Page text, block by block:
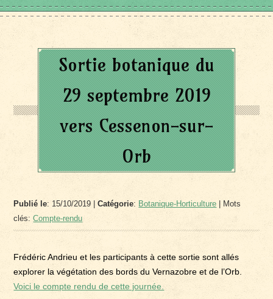
Sortie botanique du
29 septembre 2019
vers Cessenon-sur-
Orb
Publié le: 15/10/2019 |Catégorie: Botanique-Horticulture | Mots
clés:Compte-rendu
Frédéric Andrieu et les participants à cette sortie sont allés
explorer la végétation des bords du Vernazobre et de l’Orb.
Voici le compte rendu de cette journée.